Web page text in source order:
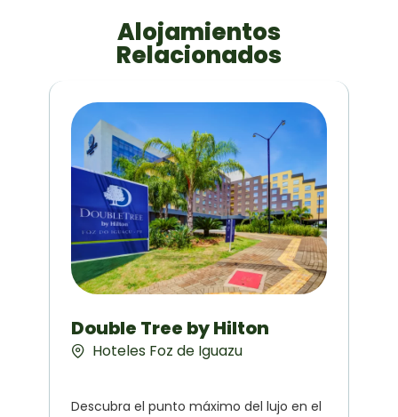
Alojamientos
Relacionados
Double Tree by Hilton
Hoteles Foz de Iguazu
Descubra el punto máximo del lujo en el